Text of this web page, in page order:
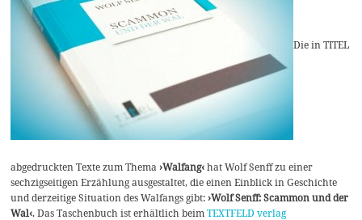
Die in TITEL
abgedruckten Texte zum Thema›Walfang‹hat Wolf Senff zu einer
sechzigseitigen Erzählung ausgestaltet, die einen Einblick in Geschichte
und derzeitige Situation des Walfangs gibt:›Wolf Senff: Scammon und der
Wal‹. Das Taschenbuch ist erhältlich beimTEXTFELD verlag